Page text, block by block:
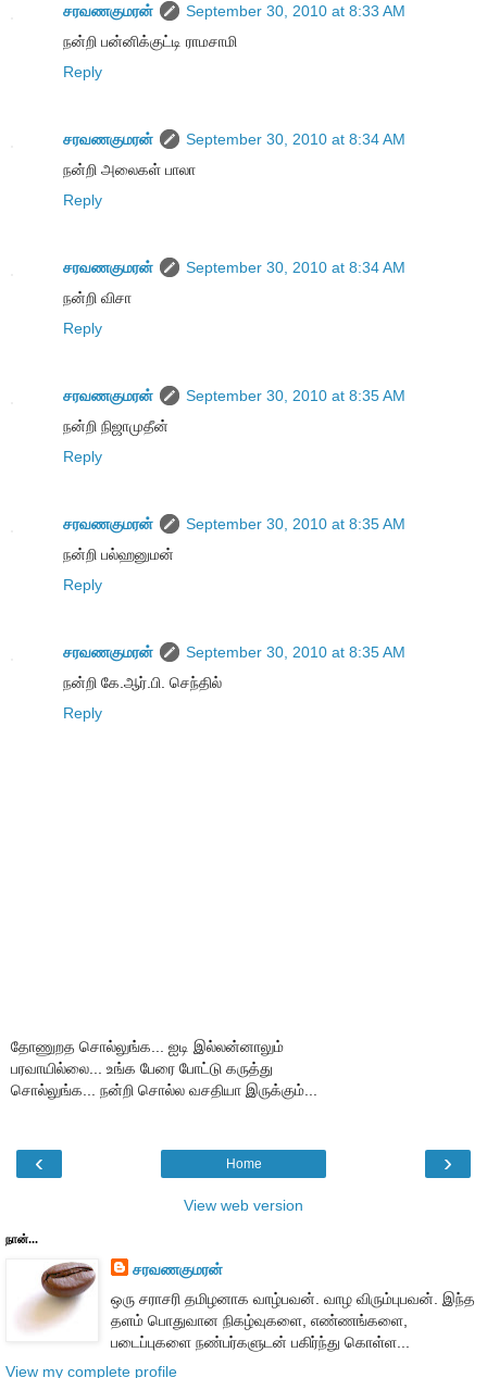
சரவணகுமரன்
September 30, 2010 at 8:33 AM
நன்றி பன்னிக்குட்டி ராமசாமி
Reply
சரவணகுமரன்
September 30, 2010 at 8:34 AM
நன்றி அலைகள் பாலா
Reply
சரவணகுமரன்
September 30, 2010 at 8:34 AM
நன்றி விசா
Reply
சரவணகுமரன்
September 30, 2010 at 8:35 AM
நன்றி நிஜாமுதீன்
Reply
சரவணகுமரன்
September 30, 2010 at 8:35 AM
நன்றி பல்ஹனுமன்
Reply
சரவணகுமரன்
September 30, 2010 at 8:35 AM
நன்றி கே.ஆர்.பி. செந்தில்
Reply
தோணுறத சொல்லுங்க... ஐடி இல்லன்னாலும்
பரவாயில்லை... உங்க பேரை போட்டு கருத்து
சொல்லுங்க... நன்றி சொல்ல வசதியா இருக்கும்...
‹ ›
Home
View web version
நான்...
சரவணகுமரன்
ஒரு சராசரி தமிழனாக வாழ்பவன். வாழ விரும்புபவன். இந்த
தளம் பொதுவான நிகழ்வுகளை, எண்ணங்களை,
படைப்புகளை நண்பர்களுடன் பகிர்ந்து கொள்ள...
View my complete profile